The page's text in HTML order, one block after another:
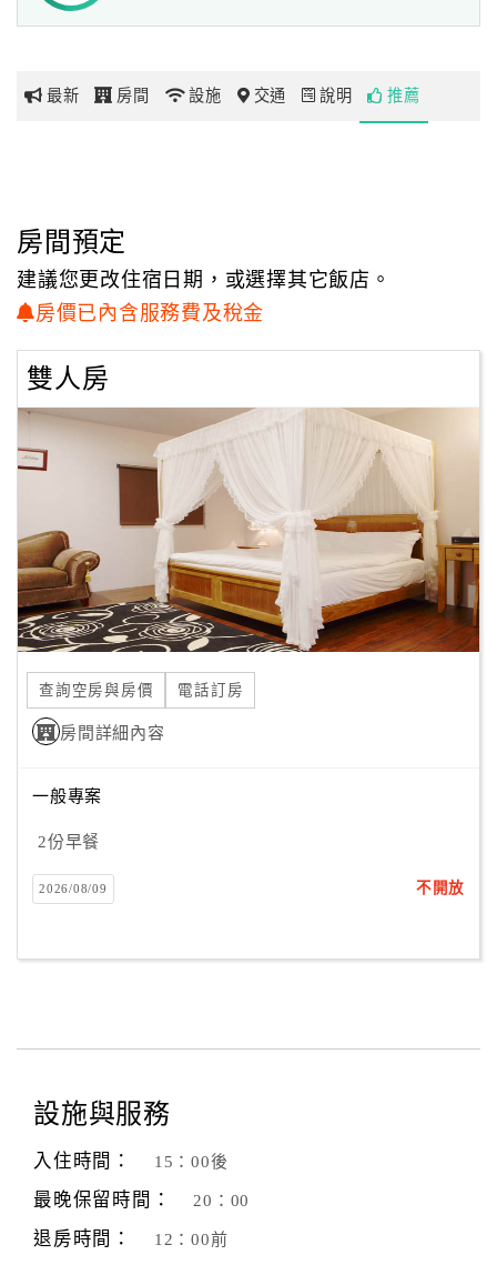
帶
樂
地
顧
客
服
客
滿
意
度
訂
單
管
會
員
帳
單
Line
上
最新 房間 設施 交通 說明 推薦
房間預定
建議您更改住宿日期，或選擇其它飯店。
房價已內含服務費及稅金
雙人房
查詢空房與房價 電話訂房
房間詳細內容
一般專案
2份早餐
2026/08/09 不開放
設施與服務
入住時間： 15：00後
最晚保留時間： 20：00
退房時間： 12：00前